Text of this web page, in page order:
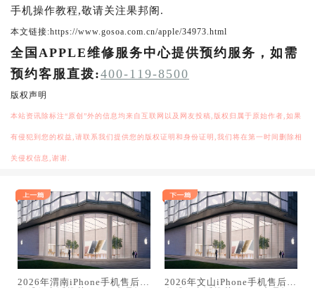
手机操作教程,敬请关注果邦阁.
本文链接:https://www.gosoa.com.cn/apple/34973.html
全国APPLE维修服务中心提供预约服务，如需
预约客服直拨:400-119-8500
版权声明
本站资讯除标注“原创”外的信息均来自互联网以及网友投稿,版权归属于原始作者,如果
有侵犯到您的权益,请联系我们提供您的版权证明和身份证明,我们将在第一时间删除相
关侵权信息,谢谢.
2026年渭南iPhone手机售后服
2026年文山iPhone手机售后服